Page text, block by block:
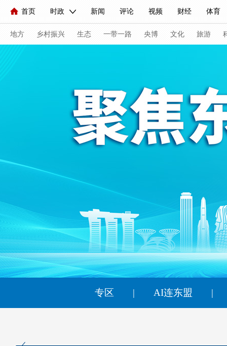
首页 时政 新闻 评论 视频 财经 体育
人民领袖习近平 联播+ 中国领导人 央视快评 习式妙语
直播 栏目大全 节目单 听音 微视频 主持人
海外频道 iPanda English Монгол
地方 乡村振兴 生态 一带一路 央博 文化 旅游
国内 国际 评论 经济 军事
人民领袖习近平 联播+ 热解读 天天学习 习式
前线
2026年世界杯 2026年冬奥会
VIP会员 CCTV奥林匹克频道 生活体育大会 体育江
财经 教育 乡村振兴 生态环境 一带一路 央
大国智造 大国展会 大国保险 云顶对话 云起
专区 | AI连东盟 |